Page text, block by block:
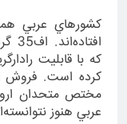
كه با قابليت
كرده است. فروش
مختص متحدان
عربي هنوز